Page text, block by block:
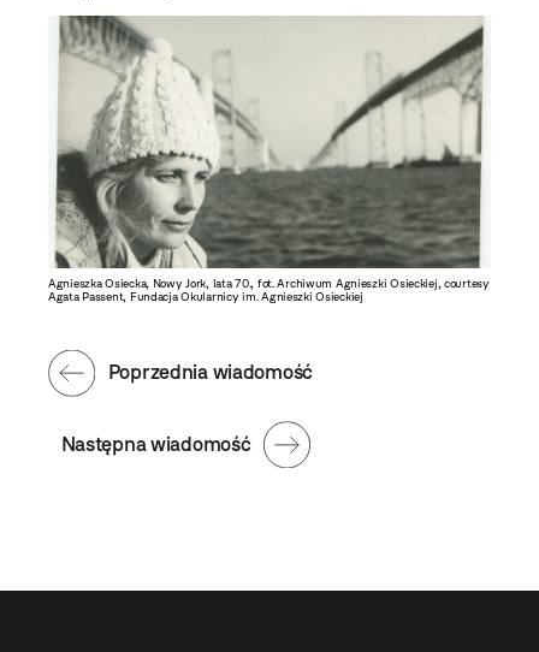
Agnieszka Osiecka, Nowy Jork, lata 70., fot. Archiwum Agnieszki Osieckiej, courtesy
Agata Passent, Fundacja Okularnicy im. Agnieszki Osieckiej
Następna wiadomość
Poprzednia wiadomość